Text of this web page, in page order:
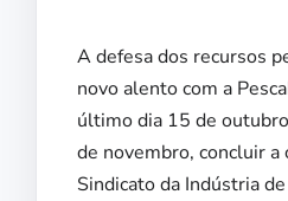
A defesa dos recursos
novo alento com a
último dia 15 de
de novembro, concluir
Sindicato da Indústria